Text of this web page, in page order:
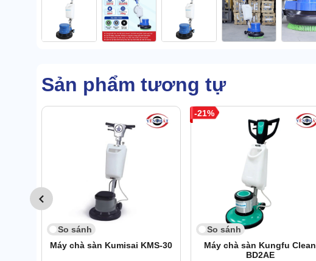
Sản phẩm tương tự
So sánh
Máy chà sàn Kumisai KMS-30
21
So sánh
Máy chà sàn Kungfu Clean
BD2AE